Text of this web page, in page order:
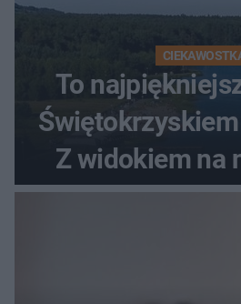
To
Świętokrzyskiem
Z widokiem na
szczyt Gór